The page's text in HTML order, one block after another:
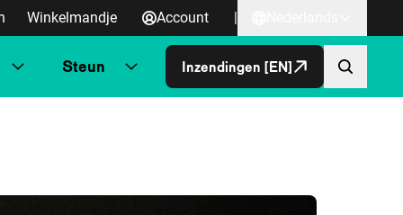
Winkelmandje Account |
Steun Inzendingen [EN]